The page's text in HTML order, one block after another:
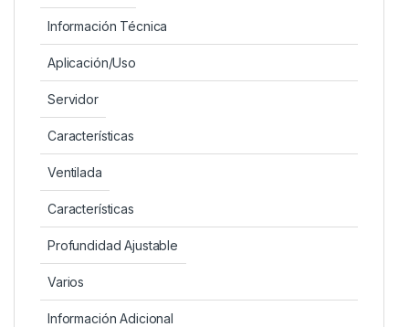
Información Técnica
Aplicación/Uso
Servidor
Características
Ventilada
Características
Profundidad Ajustable
Varios
Información Adicional